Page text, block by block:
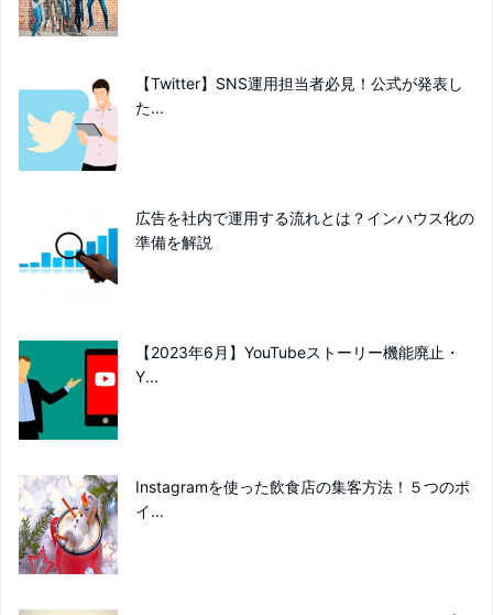
【Twitter】SNS運用担当者必見！公式が発表し
た...
広告を社内で運用する流れとは？インハウス化の
準備を解説
【2023年6月】YouTubeストーリー機能廃止・
Y...
Instagramを使った飲食店の集客方法！５つのポ
イ...